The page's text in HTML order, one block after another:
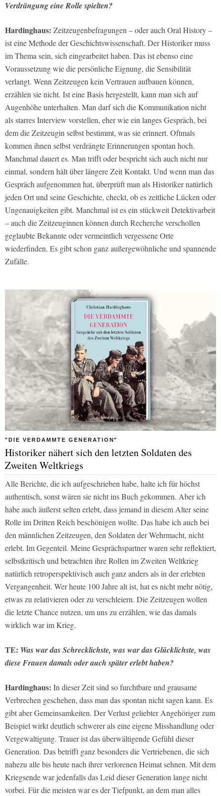
Verdrängung eine Rolle spielten?
Hardinghaus: Zeitzeugenbefragungen – oder auch Oral History –
ist eine Methode der Geschichtswissenschaft. Der Historiker muss
im Thema sein, sich eingearbeitet haben. Das ist ebenso eine
Voraussetzung wie die persönliche Eignung, die Sensibilität
verlangt. Wenn Zeitzeugen kein Vertrauen aufbauen können,
erzählen sie nicht. Ist eine Basis hergestellt, kann man sich auf
Augenhöhe unterhalten. Man darf sich die Kommunikation nicht
als starres Interview vorstellen, eher wie ein langes Gespräch, bei
dem die Zeitzeugin selbst bestimmt, was sie erinnert. Oftmals
kommen ihnen selbst verdrängte Erinnerungen spontan hoch.
Manchmal dauert es. Man trifft oder bespricht sich auch nicht nur
einmal, sondern hält über längere Zeit Kontakt. Und wenn man das
Gespräch aufgenommen hat, überprüft man als Historiker natürlich
jeden Ort und seine Geschichte, checkt, ob es zeitliche Lücken oder
Ungenauigkeiten gibt. Manchmal ist es ein stückweit Detektivarbeit
– auch die Zeitzeuginnen können durch Recherche verschollen
geglaubte Bekannte oder vermeintlich vergessene Orte
wiederfinden. Es gibt schon ganz außergewöhnliche und spannende
Zufälle.
"DIE VERDAMMTE GENERATION"
Historiker nähert sich den letzten Soldaten des
Zweiten Weltkriegs
Alle Berichte, die ich aufgeschrieben habe, halte ich für höchst
authentisch, sonst wären sie nicht ins Buch gekommen. Aber ich
habe auch äußerst selten erlebt, dass jemand in diesem Alter seine
Rolle im Dritten Reich beschönigen wollte. Das habe ich auch bei
den männlichen Zeitzeugen, den Soldaten der Wehrmacht, nicht
erlebt. Im Gegenteil. Meine Gesprächspartner waren sehr reflektiert,
selbstkritisch und betrachten ihre Rollen im Zweiten Weltkrieg
natürlich retroperspektivisch auch ganz anders als in der erlebten
Vergangenheit. Wer heute 100 Jahre alt ist, hat es nicht mehr nötig,
etwas zu relativieren oder zu verschleiern. Die Zeitzeugen wollen
die letzte Chance nutzen, um uns zu erzählen, wie das damals
wirklich war im Krieg.
TE: Was war das Schrecklichste, was war das Glücklichste, was
diese Frauen damals oder auch später erlebt haben?
Hardinghaus: In dieser Zeit sind so furchtbare und grausame
Verbrechen geschehen, dass man das spontan nicht sagen kann. Es
gibt aber Gemeinsamkeiten. Der Verlust geliebter Angehöriger zum
Beispiel wirkt deutlich schwerer als eine eigene Misshandlung oder
Vergewaltigung. Trauer ist das überwältigende Gefühl dieser
Generation. Das betrifft ganz besonders die Vertriebenen, die sich
nahezu alle bis heute nach ihrer verlorenen Heimat sehnen. Mit dem
Kriegsende war jedenfalls das Leid dieser Generation lange nicht
vorbei. Für die meisten war es der Tiefpunkt, an dem man alles